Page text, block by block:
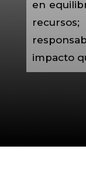
en
impacto